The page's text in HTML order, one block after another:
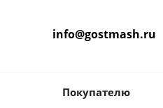
info@gostmash.ru
Покупателю